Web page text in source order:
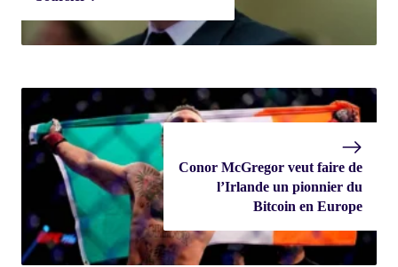
Conor McGregor veut faire de
l’Irlande un pionnier du
Bitcoin en Europe